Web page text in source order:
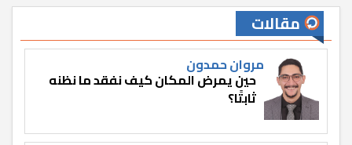
مقالات
مروان حمدون
حين يمرض المكان كيف نفقد ما نظنه
ثابتًا؟